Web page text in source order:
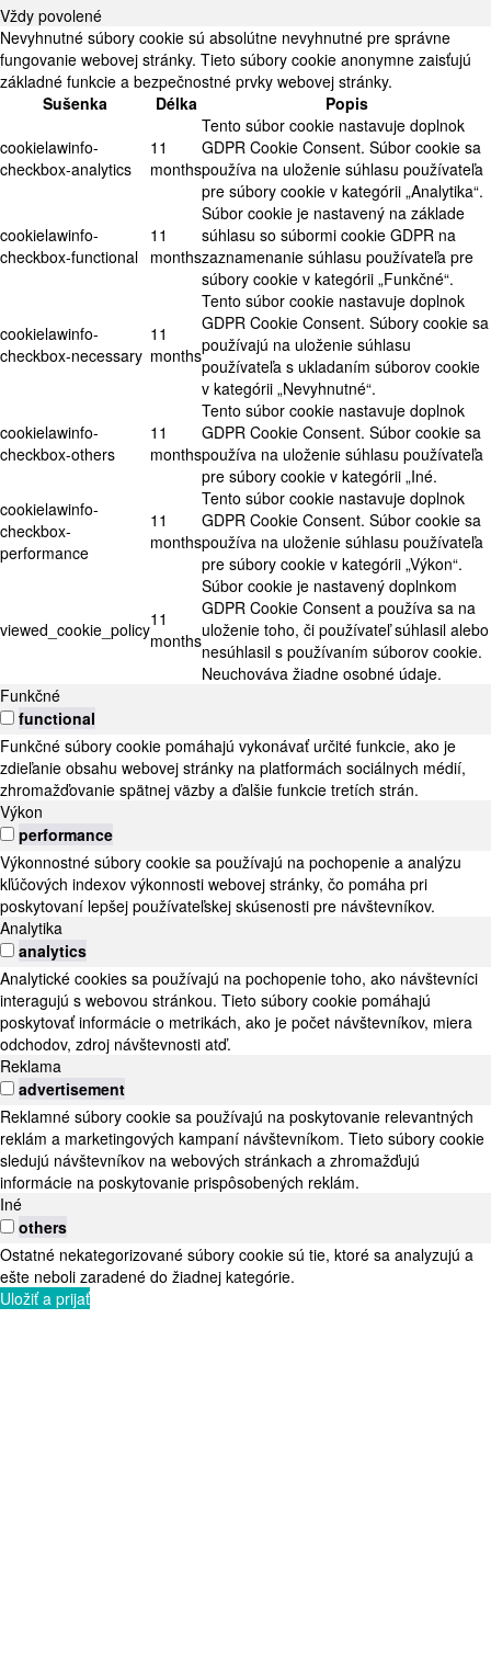
Vždy povolené
Nevyhnutné súbory cookie sú absolútne nevyhnutné pre správne
fungovanie webovej stránky. Tieto súbory cookie anonymne zaisťujú
základné funkcie a bezpečnostné prvky webovej stránky.
Sušenka
Délka
Popis
cookielawinfo-
checkbox-analytics
11
months
Tento súbor cookie nastavuje doplnok
GDPR Cookie Consent. Súbor cookie sa
používa na uloženie súhlasu používateľa
pre súbory cookie v kategórii „Analytika“.
cookielawinfo-
checkbox-functional
11
months
Súbor cookie je nastavený na základe
súhlasu so súbormi cookie GDPR na
zaznamenanie súhlasu používateľa pre
súbory cookie v kategórii „Funkčné“.
cookielawinfo-
checkbox-necessary
11
months
Tento súbor cookie nastavuje doplnok
GDPR Cookie Consent. Súbory cookie sa
používajú na uloženie súhlasu
používateľa s ukladaním súborov cookie
v kategórii „Nevyhnutné“.
cookielawinfo-
checkbox-others
11
months
Tento súbor cookie nastavuje doplnok
GDPR Cookie Consent. Súbor cookie sa
používa na uloženie súhlasu používateľa
pre súbory cookie v kategórii „Iné.
cookielawinfo-
checkbox-
performance
11
months
Tento súbor cookie nastavuje doplnok
GDPR Cookie Consent. Súbor cookie sa
používa na uloženie súhlasu používateľa
pre súbory cookie v kategórii „Výkon“.
viewed_cookie_policy11
months
Súbor cookie je nastavený doplnkom
GDPR Cookie Consent a používa sa na
uloženie toho, či používateľ súhlasil alebo
nesúhlasil s používaním súborov cookie.
Neuchováva žiadne osobné údaje.
Funkčné
functional
Funkčné súbory cookie pomáhajú vykonávať určité funkcie, ako je
zdieľanie obsahu webovej stránky na platformách sociálnych médií,
zhromažďovanie spätnej väzby a ďalšie funkcie tretích strán.
Výkon
performance
Výkonnostné súbory cookie sa používajú na pochopenie a analýzu
kľúčových indexov výkonnosti webovej stránky, čo pomáha pri
poskytovaní lepšej používateľskej skúsenosti pre návštevníkov.
Analytika
analytics
Analytické cookies sa používajú na pochopenie toho, ako návštevníci
interagujú s webovou stránkou. Tieto súbory cookie pomáhajú
poskytovať informácie o metrikách, ako je počet návštevníkov, miera
odchodov, zdroj návštevnosti atď.
Reklama
advertisement
Reklamné súbory cookie sa používajú na poskytovanie relevantných
reklám a marketingových kampaní návštevníkom. Tieto súbory cookie
sledujú návštevníkov na webových stránkach a zhromažďujú
informácie na poskytovanie prispôsobených reklám.
Iné
others
Ostatné nekategorizované súbory cookie sú tie, ktoré sa analyzujú a
ešte neboli zaradené do žiadnej kategórie.
Uložiť a prijať